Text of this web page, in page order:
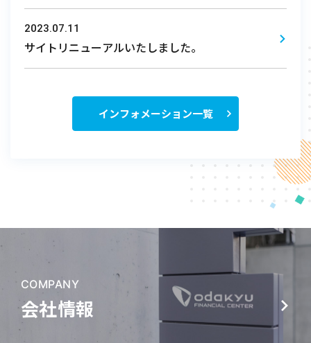
2023.07.11
サイトリニューアルいたしました。
インフォメーション一覧
COMPANY
会社情報